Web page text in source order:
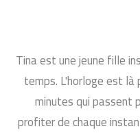
Tina est une jeune fille
temps. L'horloge est là
minutes qui passent
profiter de chaque